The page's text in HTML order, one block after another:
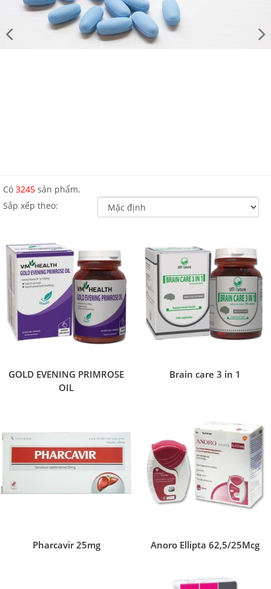
Có 3245 sản phẩm.
Sắp xếp theo:
GOLD EVENING PRIMROSE
OIL
Brain care 3 in 1
Pharcavir 25mg Anoro Ellipta 62,5/25Mcg